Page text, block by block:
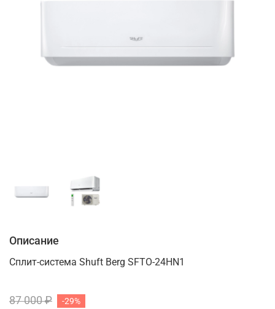
Описание
Сплит-система Shuft Berg SFTO-24HN1
87 000 ₽ -29%